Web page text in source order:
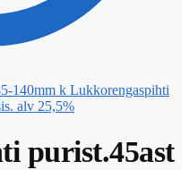
Lukkorengaspihti
alv 25,5%
purist.45ast